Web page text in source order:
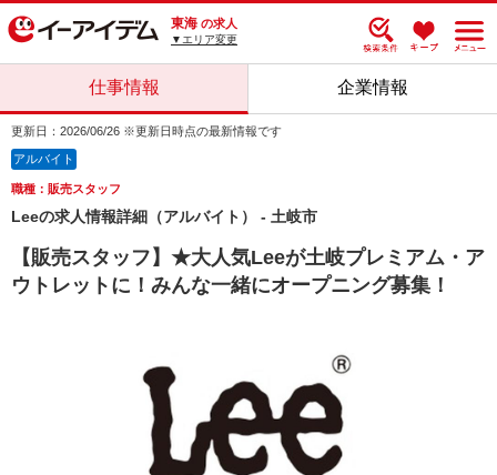
東海 の求人
▼エリア変更
仕事情報 企業情報
更新日：2026/06/26 ※更新日時点の最新情報です
アルバイト
職種：販売スタッフ
Leeの求人情報詳細（アルバイト） - 土岐市
【販売スタッフ】★大人気Leeが土岐プレミアム・ア
ウトレットに！みんな一緒にオープニング募集！